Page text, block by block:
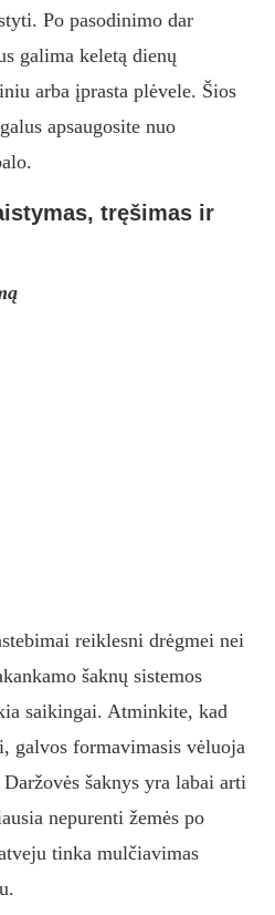
Po pasodinimo dar
galima keletą dienų
arba įprasta plėvele. Šios
apsaugosite nuo
tręšimas ir
reiklesni drėgmei nei
šaknų sistemos
saikingai. Atminkite, kad
galvos formavimasis vėluoja
šaknys yra labai arti
nepurenti žemės po
tinka mulčiavimas